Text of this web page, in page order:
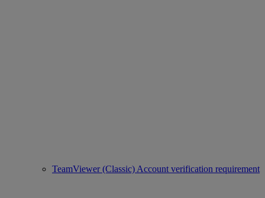
TeamViewer (Classic) Account verification requirement